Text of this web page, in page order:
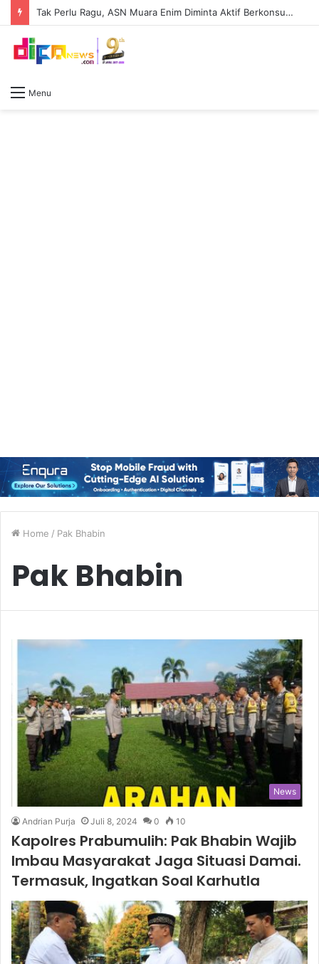
Tak Perlu Ragu, ASN Muara Enim Diminta Aktif Berkonsultasi dengan Jaksa Pengacara Negara
Menu
Home / Pak Bhabin
Pak Bhabin
News
Andrian Purja Juli 8, 2024 0 10
Kapolres Prabumulih: Pak Bhabin Wajib
Imbau Masyarakat Jaga Situasi Damai.
Termasuk, Ingatkan Soal Karhutla